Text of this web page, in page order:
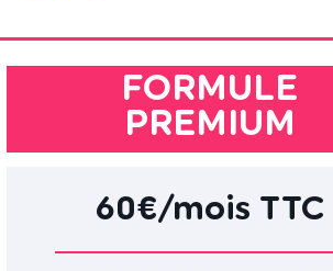
FORMULE
PREMIUM
60€/mois TTC